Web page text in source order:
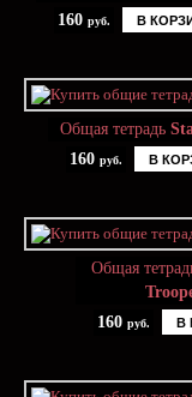
160 руб. В
Общая тетрадь
160 руб. В
Общая
160 руб. В